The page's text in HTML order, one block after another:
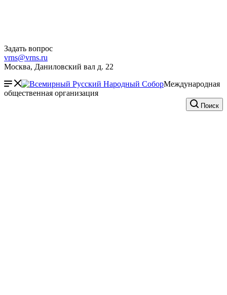
Задать вопрос
vrns@vrns.ru
Москва, Даниловский вал д. 22
Международная
общественная организация
Поиск